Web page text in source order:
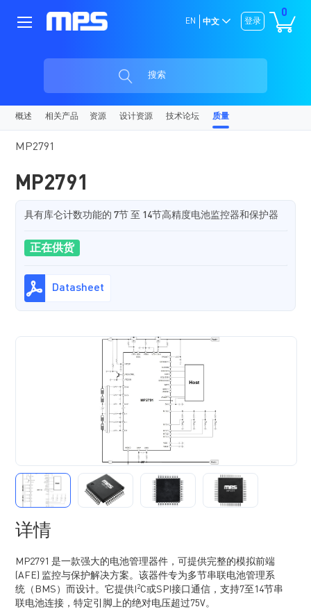
0
登录
EN 中文
搜索
概述 相关产品 资源 设计资源 技术论坛 质量
MP2791
MP2791
具有库仑计数功能的 7节 至 14节高精度电池监控器和保护器
正在供货
Datasheet
详情
MP2791 是一款强大的电池管理器件，可提供完整的模拟前端
(AFE) 监控与保护解决方案。该器件专为多节串联电池管理系
统（BMS）而设计。它提供I 2C或SPI接口通信，支持7至14节串
联电池连接，特定引脚上的绝对电压超过75V。